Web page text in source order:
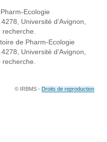
Ecologie
Université d’Avignon,
de Pharm-Ecologie
Université d’Avignon,
© IRBMS - Droits de reproduction